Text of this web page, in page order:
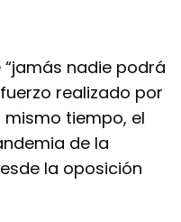
nadie podrá
realizado por
tiempo, el
de la
la oposición